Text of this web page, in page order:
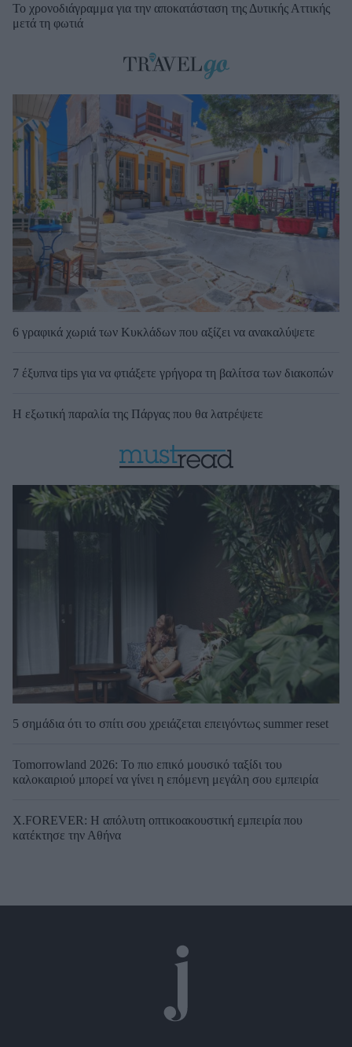
Το χρονοδιάγραμμα για την αποκατάσταση της Δυτικής Αττικής
μετά τη φωτιά
6 γραφικά χωριά των Κυκλάδων που αξίζει να ανακαλύψετε
7 έξυπνα tips για να φτιάξετε γρήγορα τη βαλίτσα των διακοπών
Η εξωτική παραλία της Πάργας που θα λατρέψετε
5 σημάδια ότι το σπίτι σου χρειάζεται επειγόντως summer reset
Tomorrowland 2026: Το πιο επικό μουσικό ταξίδι του
καλοκαιριού μπορεί να γίνει η επόμενη μεγάλη σου εμπειρία
X.FOREVER: Η απόλυτη οπτικοακουστική εμπειρία που
κατέκτησε την Αθήνα